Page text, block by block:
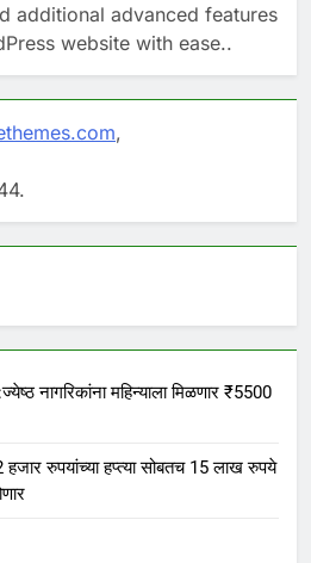
additional advanced features
website with ease..
,
नागरिकांना महिन्याला मिळणार ₹5500
हजार रुपयांच्या हप्त्या सोबतच 15 लाख रुपये